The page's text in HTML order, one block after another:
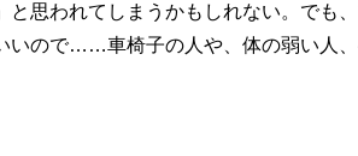
と思われてしまうかもしれない。でも
ので……車椅子の人や、体の弱い人、